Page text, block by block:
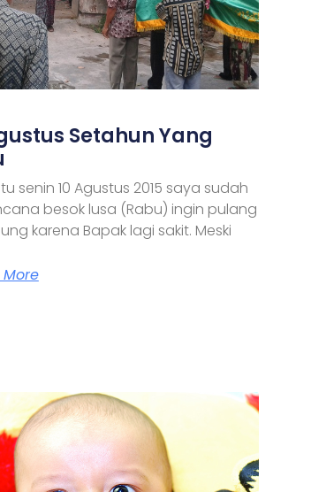
Setahun Yang
senin 10 Agustus 2015 saya sudah
besok lusa (Rabu) ingin pulang
karena Bapak lagi sakit. Meski